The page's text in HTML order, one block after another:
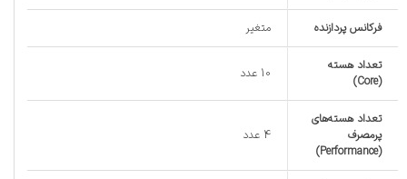
فرکانس پردازنده متغیر
تعداد هسته
(Core)
10 عدد
تعداد هسته‌های
پرمصرف
(Performance)
4 عدد